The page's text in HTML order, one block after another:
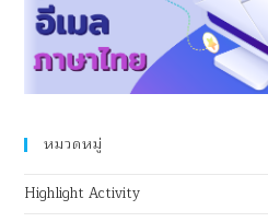
หมวดหมู่
Highlight Activity